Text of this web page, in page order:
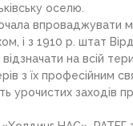
оселю.
впроваджувати
і з 1910 р. штат
на всій
з їх професійним
урочистих заходів